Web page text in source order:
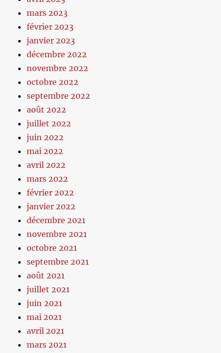
mars 2023
février 2023
janvier 2023
décembre 2022
novembre 2022
octobre 2022
septembre 2022
août 2022
juillet 2022
juin 2022
mai 2022
avril 2022
mars 2022
février 2022
janvier 2022
décembre 2021
novembre 2021
octobre 2021
septembre 2021
août 2021
juillet 2021
juin 2021
mai 2021
avril 2021
mars 2021